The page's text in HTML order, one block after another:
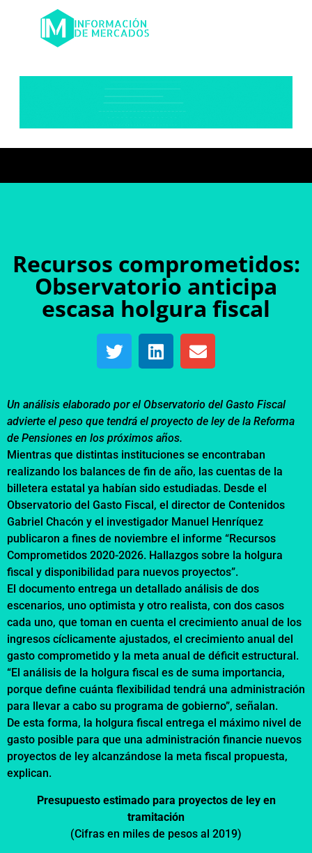
Recursos comprometidos:
Observatorio anticipa
escasa holgura fiscal
Un análisis elaborado por el Observatorio del Gasto Fiscal
advierte el peso que tendrá el proyecto de ley de la Reforma
de Pensiones en los próximos años.
Mientras que distintas instituciones se encontraban
realizando los balances de fin de año, las cuentas de la
billetera estatal ya habían sido estudiadas. Desde el
Observatorio del Gasto Fiscal, el director de Contenidos
Gabriel Chacón y el investigador Manuel Henríquez
publicaron a fines de noviembre el informe “Recursos
Comprometidos 2020-2026. Hallazgos sobre la holgura
fiscal y disponibilidad para nuevos proyectos”.
El documento entrega un detallado análisis de dos
escenarios, uno optimista y otro realista, con dos casos
cada uno, que toman en cuenta el crecimiento anual de los
ingresos cíclicamente ajustados, el crecimiento anual del
gasto comprometido y la meta anual de déficit estructural.
“El análisis de la holgura fiscal es de suma importancia,
porque define cuánta flexibilidad tendrá una administración
para llevar a cabo su programa de gobierno”, señalan.
De esta forma, la holgura fiscal entrega el máximo nivel de
gasto posible para que una administración financie nuevos
proyectos de ley alcanzándose la meta fiscal propuesta,
explican.
Presupuesto estimado para proyectos de ley en
tramitación
(Cifras en miles de pesos al 2019)